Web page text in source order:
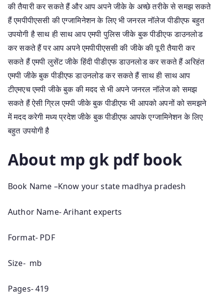
की तैयारी कर सकते हैं और आप अपने जीके के अच्छे तरीके से समझ सकते
हैं एमपीपीएससी की एग्जामिनेशन के लिए भी जनरल नॉलेज पीडीएफ बहुत
उपयोगी है साथ ही साथ आप एमपी पुलिस जीके बुक पीडीएफ डाउनलोड
कर सकते हैं पर आप अपने एमपीपीएससी की जीके की पूरी तैयारी कर
सकते हैं एमपी लुसेंट जीके हिंदी पीडीएफ डाउनलोड कर सकते हैं अरिहंत
एमपी जीके बुक पीडीएफ डाउनलोड कर सकते हैं साथ ही साथ आप
टीएमएच एमपी जीके बुक की मदद से भी अपने जनरल नॉलेज को समझ
सकते हैं ऐसी ग्रिल एमपी जीके बुक पीडीएफ भी आपको अपनों को समझने
में मदद करेगी मध्य प्रदेश जीके बुक पीडीएफ आपके एग्जामिनेशन के लिए
बहुत उपयोगी है
About mp gk pdf book
Book Name –Know your state madhya pradesh
Author Name- Arihant experts
Format- PDF
Size- mb
Pages- 419